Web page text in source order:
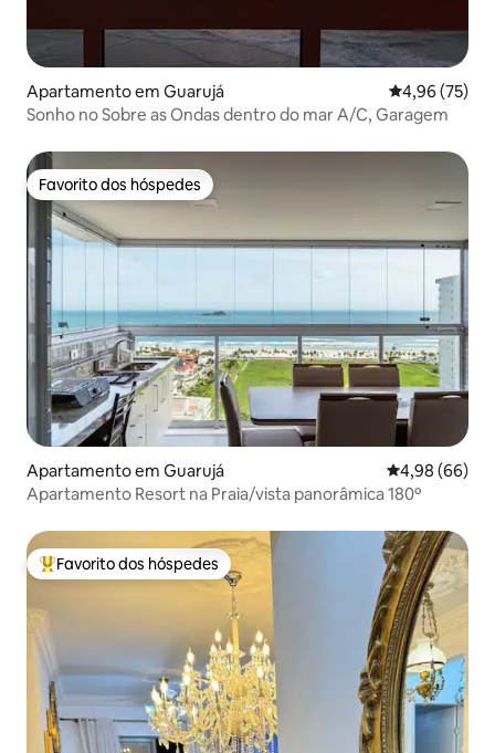
Apartamento em Guarujá Classificação
4,96 (75)
Sonho no Sobre as Ondas dentro do mar A/C, Garagem
Favorito dos hóspedes
Favorito dos hóspedes
Apartamento em Guarujá Classificação
4,98 (66)
Apartamento Resort na Praia/vista panorâmica 180º
Favoritos dos hóspedes mais apreciados
Favorito dos hóspedes